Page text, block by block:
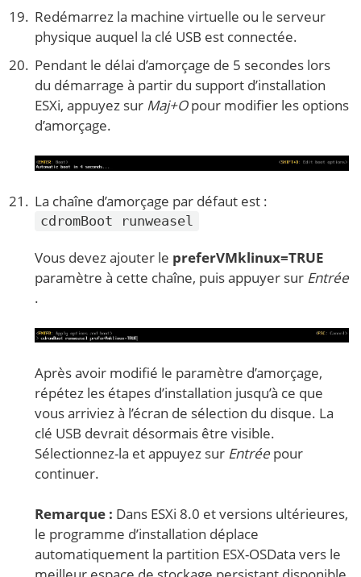
Redémarrez la machine virtuelle ou le serveur
physique auquel la clé USB est connectée.
Pendant le délai d’amorçage de 5 secondes lors
du démarrage à partir du support d’installation
ESXi, appuyez sur Maj+Opour modifier les options
d’amorçage.
La chaîne d’amorçage par défaut est :
cdromBoot runweasel
Vous devez ajouter le preferVMklinux=TRUE
paramètre à cette chaîne, puis appuyer sur Entrée
.
Après avoir modifié le paramètre d’amorçage,
répétez les étapes d’installation jusqu’à ce que
vous arriviez à l’écran de sélection du disque. La
clé USB devrait désormais être visible.
Sélectionnez-la et appuyez sur Entrée pour
continuer.
Remarque : Dans ESXi 8.0 et versions ultérieures,
le programme d’installation déplace
automatiquement la partition ESX-OSData vers le